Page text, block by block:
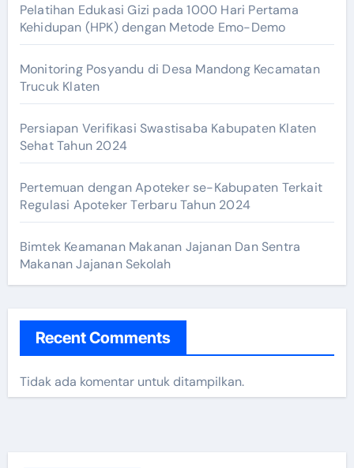
Pelatihan Edukasi Gizi pada 1000 Hari Pertama
Kehidupan (HPK) dengan Metode Emo-Demo
Monitoring Posyandu di Desa Mandong Kecamatan
Trucuk Klaten
Persiapan Verifikasi Swastisaba Kabupaten Klaten
Sehat Tahun 2024
Pertemuan dengan Apoteker se-Kabupaten Terkait
Regulasi Apoteker Terbaru Tahun 2024
Bimtek Keamanan Makanan Jajanan Dan Sentra
Makanan Jajanan Sekolah
Recent Comments
Tidak ada komentar untuk ditampilkan.